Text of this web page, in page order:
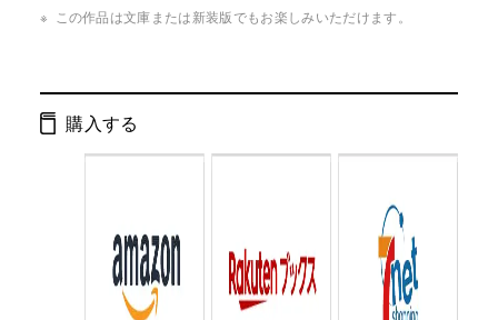
ISBN： 9784344021402
この作品は文庫または新装版でもお楽しみいただけます。
購入する